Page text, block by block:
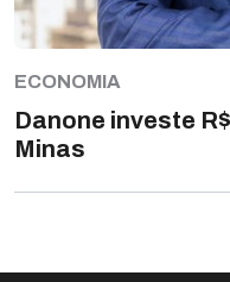
ECONOMIA
Danone investe
Minas